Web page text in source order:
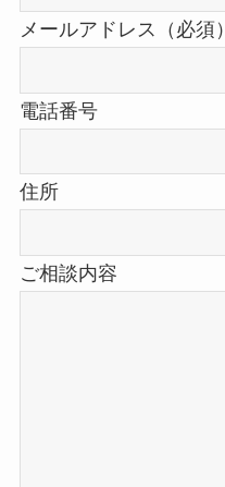
メールアドレス（必須）
電話番号
住所
ご相談内容